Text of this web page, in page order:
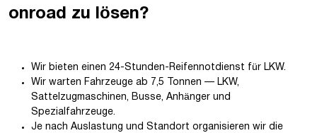
onroad zu lösen?
Wir bieten einen 24-Stunden-Reifennotdienst für LKW.
Wir warten Fahrzeuge ab 7,5 Tonnen — LKW,
Sattelzugmaschinen, Busse, Anhänger und
Spezialfahrzeuge.
Je nach Auslastung und Standort organisieren wir die